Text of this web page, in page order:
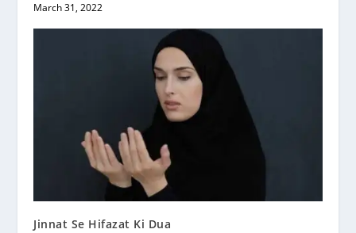
March 31, 2022
Jinnat Se Hifazat Ki Dua